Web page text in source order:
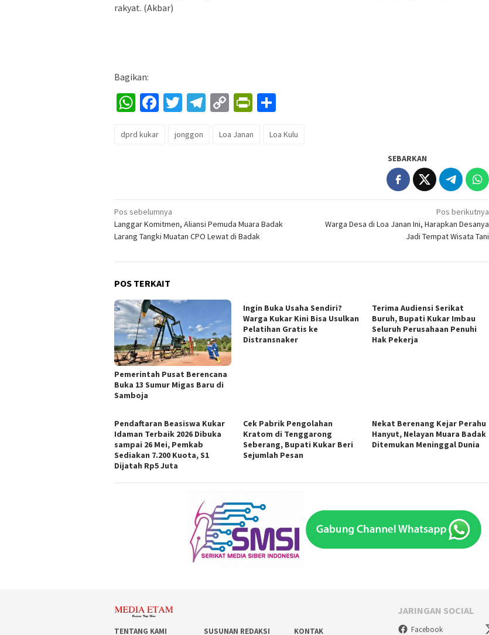
rakyat. (Akbar)
Bagikan:
WhatsApp
Facebook
Twitter
Telegram
CopyPrintFriendly
dprd kukar jonggon Loa Janan Loa Kulu
SEBARKAN
Navigasi
pos
Pos sebelumnya
Langgar Komitmen, Aliansi Pemuda Muara Badak
Larang Tangki Muatan CPO Lewat di Badak
Pos berikutnya
Warga Desa di Loa Janan Ini, Harapkan Desanya
Jadi Tempat Wisata Tani
POS TERKAIT
Pemerintah Pusat Berencana
Buka 13 Sumur Migas Baru di
Samboja
Ingin Buka Usaha Sendiri?
Warga Kukar Kini Bisa Usulkan
Pelatihan Gratis ke
Distransnaker
Terima Audiensi Serikat
Buruh, Bupati Kukar Imbau
Seluruh Perusahaan Penuhi
Hak Pekerja
Pendaftaran Beasiswa Kukar
Idaman Terbaik 2026 Dibuka
sampai 26 Mei, Pemkab
Sediakan 7.200 Kuota, S1
Dijatah Rp5 Juta
Cek Pabrik Pengolahan
Kratom di Tenggarong
Seberang, Bupati Kukar Beri
Sejumlah Pesan
Nekat Berenang Kejar Perahu
Hanyut, Nelayan Muara Badak
Ditemukan Meninggal Dunia
TENTANG KAMI SUSUNAN REDAKSI KONTAK
JARINGAN SOCIAL
Facebook